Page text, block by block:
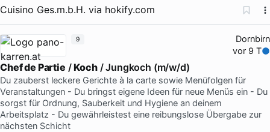
Cuisino Ges.m.b.H. via hokify.com
Dornbirn
vor 9 T
Chef de Partie /Koch/ Jungkoch (m/w/d)
Du zauberst leckere Gerichte à la carte sowie Menüfolgen für
Veranstaltungen - Du bringst eigene Ideen für neue Menüs ein - Du
sorgst für Ordnung, Sauberkeit und Hygiene an deinem
Arbeitsplatz - Du gewährleistest eine reibungslose Übergabe zur
nächsten Schicht
9